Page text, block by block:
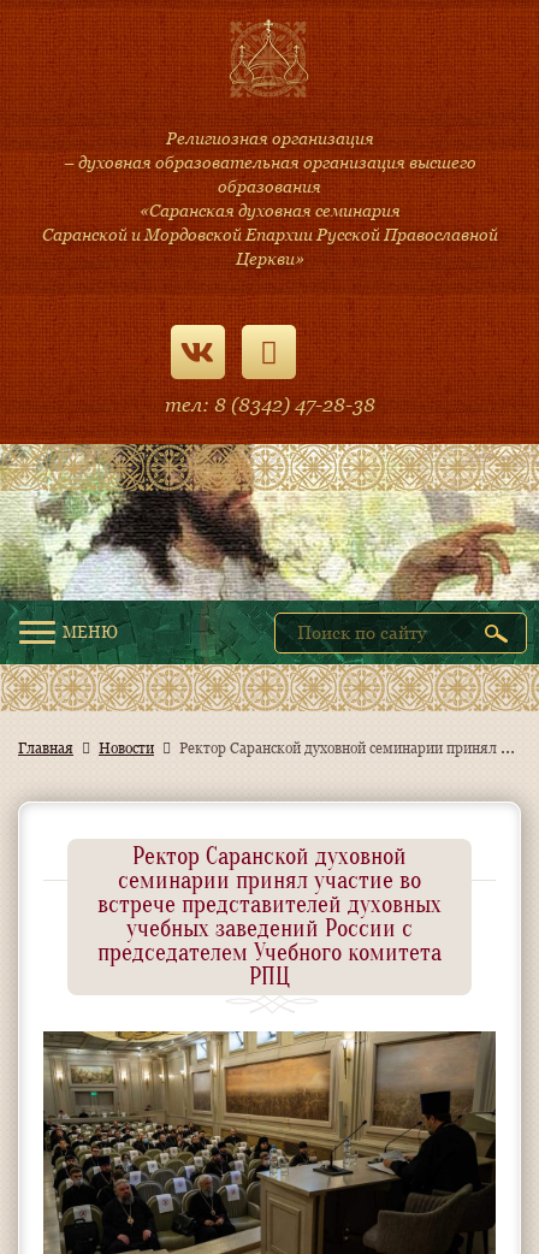
Религиозная организация
– духовная образовательная организация высшего
образования
«Саранская духовная семинария
Саранской и Мордовской Епархии Русской Православной
Церкви»
тел: 8 (8342) 47-28-38
МЕНЮ
Главная Новости Р
ектор Саранской духовной семинарии принял участие во встрече представителей духовных учебных заведений России с председателем Учебного комитета РПЦ
Ректор Саранской духовной
семинарии принял участие во
встрече представителей духовных
учебных заведений России с
председателем Учебного комитета
РПЦ